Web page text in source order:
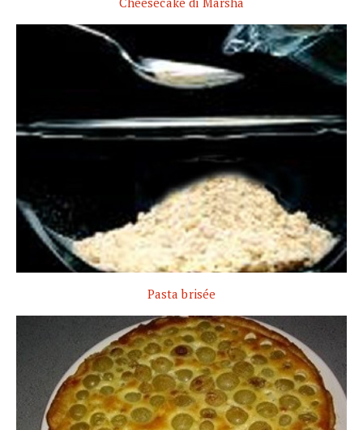
Pasta brisée